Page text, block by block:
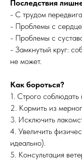
Последствия
- С трудом
- Проблемы с
- Проблемы с
- Замкнутый круг:
не может.
Как бороться?
1. Строго
2. Кормить из
3. Исключить
4. Увеличить
идеально).
5. Консультация